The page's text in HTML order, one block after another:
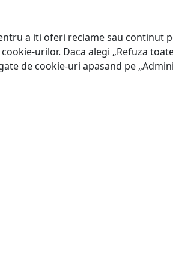
a iti oferi reclame sau continut
urilor. Daca alegi „Refuza
de cookie-uri apasand pe